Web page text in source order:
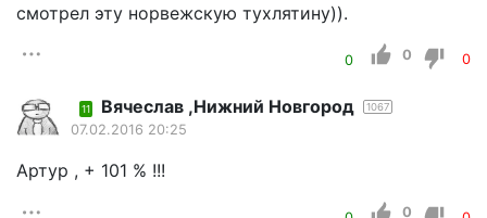
смотрел эту норвежскую тухлятину)).
0 0 0
11 Вячеслав ,Нижний Новгород 1067
07.02.2016 20:25
Артур , + 101 % !!!
0